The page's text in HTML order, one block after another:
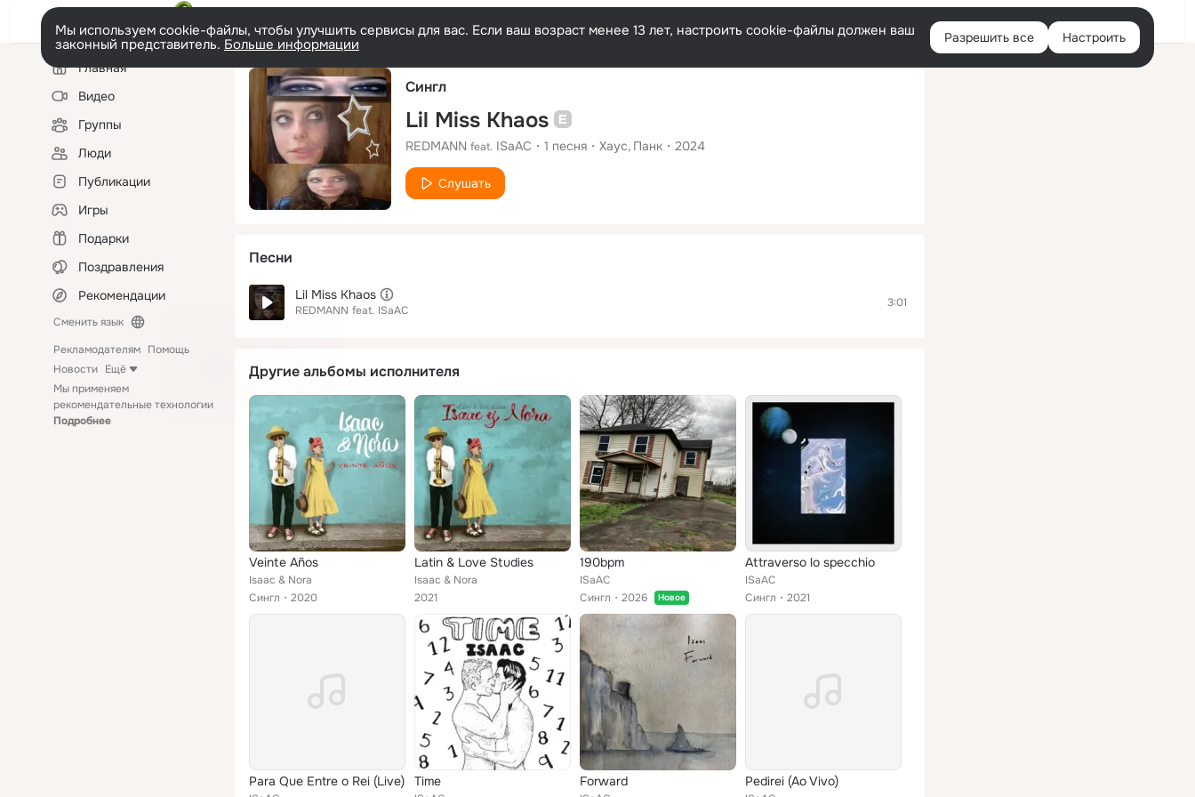
Русский Войти
Мы используем cookie-файлы, чтобы улучшить сервисы для вас. Если ваш возраст менее 13 лет, настроить cookie-файлы должен ваш
законный представитель. Больше информации Разрешить все Настроить
Левая
колонкаГлавная
Видео
Группы
Люди
Публикации
Игры
Подарки
Поздравления
Рекомендации
Сменить язык
Рекламодателям Помощь
Новости Ещё
Мы применяем
рекомендательные технологии
Подробнее
Сингл
Lil Miss Khaos
REDMANN feat. ISaAC 1 песня Хаус Панк 2024
Слушать
Песни
Lil Miss Khaos
REDMANN feat. ISaAC
3:01
Другие альбомы исполнителя
Veinte Años
Isaac & Nora
Сингл
2020
Latin & Love Studies
Isaac & Nora
2021
190bpm
ISaAC
Сингл
2026 Новое
Attraverso lo specchio
ISaAC
Сингл
2021
Para Que Entre o Rei (Live) Time Forward Pedirei (Ao Vivo)